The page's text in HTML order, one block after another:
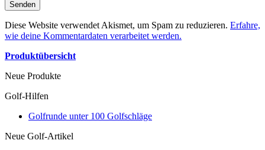
Diese Website verwendet Akismet, um Spam zu reduzieren. Erfahre,
wie deine Kommentardaten verarbeitet werden.
Produktübersicht
Neue Produkte
Golf-Hilfen
Golfrunde unter 100 Golfschläge
Neue Golf-Artikel